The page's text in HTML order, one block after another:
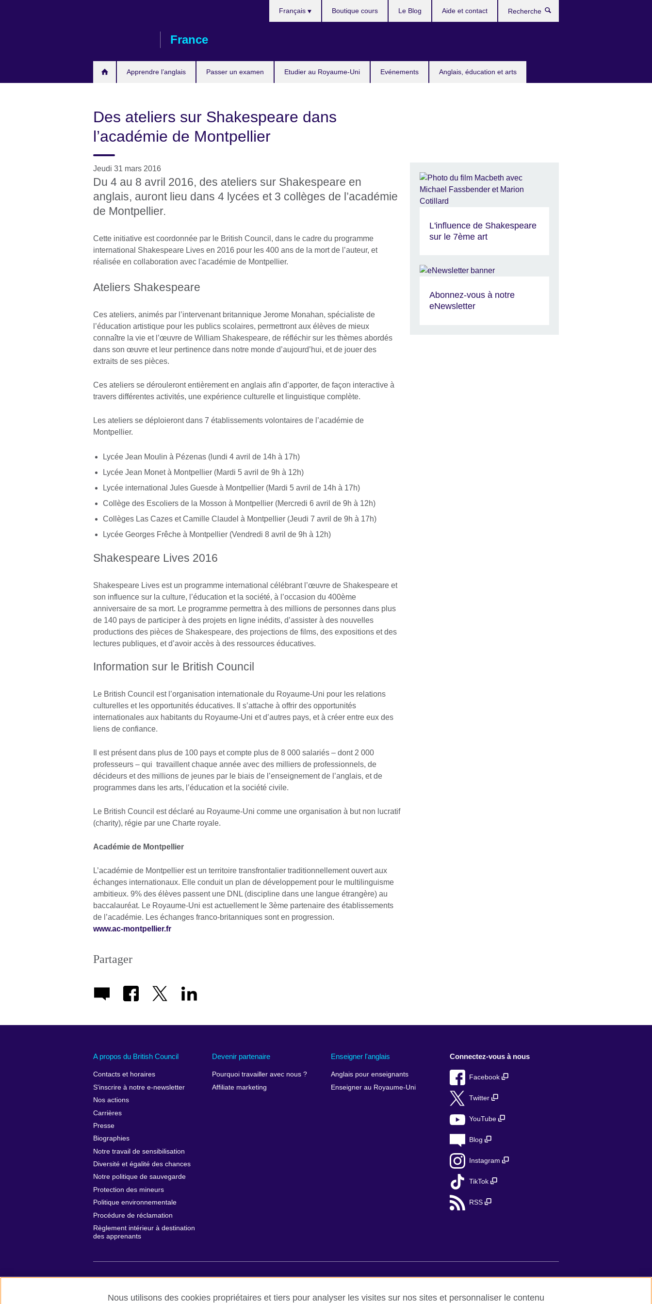
France
Apprendre l’anglais Passer un examen Etudier au Royaume-Uni Evénements Anglais, éducation et arts
Français Boutique cours Le Blog Aide et contact
Des ateliers sur Shakespeare dans
l’académie de Montpellier
Jeudi 31 mars 2016
Du 4 au 8 avril 2016, des ateliers sur Shakespeare en
anglais, auront lieu dans 4 lycées et 3 collèges de l’académie
de Montpellier.
Cette initiative est coordonnée par le British Council, dans le cadre du programme
international Shakespeare Lives en 2016 pour les 400 ans de la mort de l’auteur, et
réalisée en collaboration avec l'académie de Montpellier.
Ateliers Shakespeare
Ces ateliers, animés par l’intervenant britannique Jerome Monahan, spécialiste de
l’éducation artistique pour les publics scolaires, permettront aux élèves de mieux
connaître la vie et l’œuvre de William Shakespeare, de réfléchir sur les thèmes abordés
dans son œuvre et leur pertinence dans notre monde d’aujourd’hui, et de jouer des
extraits de ses pièces.
Ces ateliers se dérouleront entièrement en anglais afin d’apporter, de façon interactive à
travers différentes activités, une expérience culturelle et linguistique complète.
Les ateliers se déploieront dans 7 établissements volontaires de l’académie de
Montpellier.
Lycée Jean Moulin à Pézenas (lundi 4 avril de 14h à 17h)
Lycée Jean Monet à Montpellier (Mardi 5 avril de 9h à 12h)
Lycée international Jules Guesde à Montpellier (Mardi 5 avril de 14h à 17h)
Collège des Escoliers de la Mosson à Montpellier (Mercredi 6 avril de 9h à 12h)
Collèges Las Cazes et Camille Claudel à Montpellier (Jeudi 7 avril de 9h à 17h)
Lycée Georges Frêche à Montpellier (Vendredi 8 avril de 9h à 12h)
Shakespeare Lives 2016
Shakespeare Lives est un programme international célébrant l’œuvre de Shakespeare et
son influence sur la culture, l’éducation et la société, à l’occasion du 400ème
anniversaire de sa mort. Le programme permettra à des millions de personnes dans plus
de 140 pays de participer à des projets en ligne inédits, d’assister à des nouvelles
productions des pièces de Shakespeare, des projections de films, des expositions et des
lectures publiques, et d’avoir accès à des ressources éducatives.
Information sur le British Council
Le British Council est l’organisation internationale du Royaume-Uni pour les relations
culturelles et les opportunités éducatives. Il s’attache à offrir des opportunités
internationales aux habitants du Royaume-Uni et d’autres pays, et à créer entre eux des
liens de confiance.
Il est présent dans plus de 100 pays et compte plus de 8 000 salariés – dont 2 000
professeurs – qui travaillent chaque année avec des milliers de professionnels, de
décideurs et des millions de jeunes par le biais de l’enseignement de l’anglais, et de
programmes dans les arts, l’éducation et la société civile.
Le British Council est déclaré au Royaume-Uni comme une organisation à but non lucratif
(charity), régie par une Charte royale.
Académie de Montpellier
L’académie de Montpellier est un territoire transfrontalier traditionnellement ouvert aux
échanges internationaux. Elle conduit un plan de développement pour le multilinguisme
ambitieux. 9% des élèves passent une DNL (discipline dans une langue étrangère) au
baccalauréat. Le Royaume-Uni est actuellement le 3ème partenaire des établissements
de l’académie. Les échanges franco-britanniques sont en progression.
www.ac-montpellier.fr
Partager
L'influence de Shakespeare
sur le 7ème art
Abonnez-vous à notre
eNewsletter
A propos du British Council
Contacts et horaires
S'inscrire à notre e-newsletter
Nos actions
Carrières
Presse
Biographies
Notre travail de sensibilisation
Diversité et égalité des chances
Notre politique de sauvegarde
Protection des mineurs
Politique environnementale
Procédure de réclamation
Règlement intérieur à destination
des apprenants
Devenir partenaire
Pourquoi travailler avec nous ?
Affiliate marketing
Enseigner l'anglais
Anglais pour enseignants
Enseigner au Royaume-Uni
Connectez-vous à nous
Facebook
Twitter
YouTube
Blog
Instagram
TikTok
RSS
Nous utilisons des cookies propriétaires et tiers pour analyser les visites sur nos sites et personnaliser le contenu